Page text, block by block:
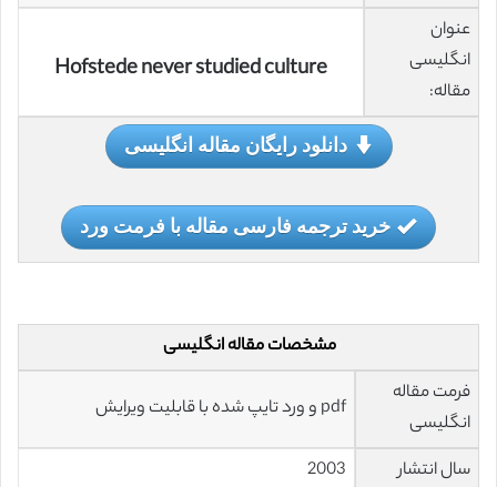
عنوان
انگلیسی
مقاله:
Hofstede never studied culture
دانلود رایگان مقاله انگلیسی
خرید ترجمه فارسی مقاله با فرمت ورد
مشخصات مقاله انگلیسی
فرمت مقاله
انگلیسی
pdf و ورد تایپ شده با قابلیت ویرایش
سال انتشار
2003